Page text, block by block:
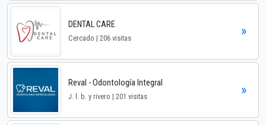
DENTAL CARE
Cercado | 206 visitas »
Reval - Odontología Integral
J. l. b. y rivero | 201 visitas »